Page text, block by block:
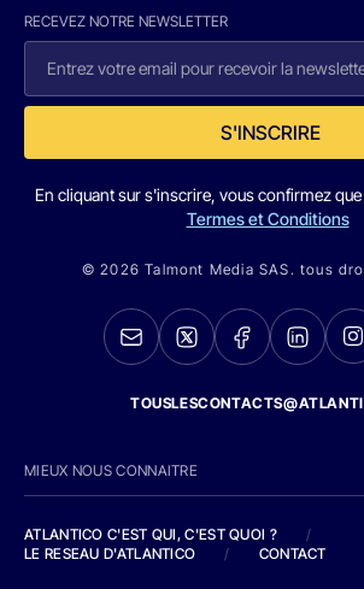
RECEVEZ NOTRE NEWSLETTER
S'INSCRIRE
En cliquant sur s'inscrire, vous confirmez
Termes et Conditions
© 2026 Talmont Media SAS. tous
MIEUX NOUS CONNAITRE
ATLANTICO C'EST QUI, C'EST QUOI ?
/
LE RESEAU D'ATLANTICO
/ CONTACT